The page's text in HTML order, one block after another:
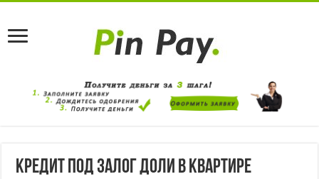
Кредит под залог доли в квартире